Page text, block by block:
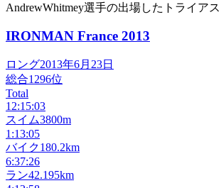
AndrewWhitmey選手の出場したトライア
IRONMAN France 2013
ロング2013年6月23日
総合1296位
Total
12:15:03
スイム3800m
1:13:05
バイク180.2km
6:37:26
ラン42.195km